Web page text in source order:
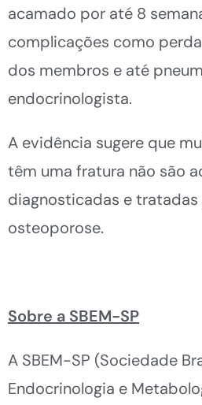
acamado por até 8
complicações como
dos membros e até
endocrinologista.
A evidência sugere que
têm uma fratura não são
diagnosticadas e
osteoporose.
Sobre a SBEM-SP
A SBEM-SP (Sociedade
Endocrinologia e